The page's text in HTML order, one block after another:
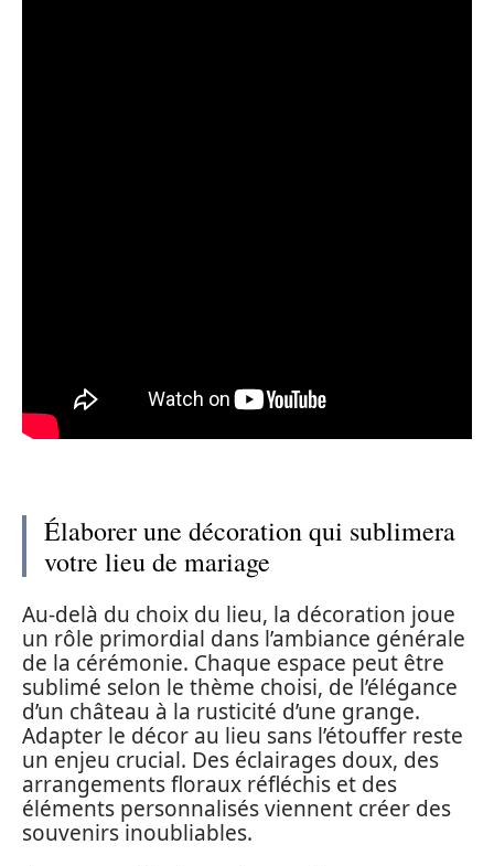
Élaborer une décoration qui sublimera
votre lieu de mariage
Au-delà du choix du lieu, la décoration joue
un rôle primordial dans l’ambiance générale
de la cérémonie. Chaque espace peut être
sublimé selon le thème choisi, de l’élégance
d’un château à la rusticité d’une grange.
Adapter le décor au lieu sans l’étouffer reste
un enjeu crucial. Des éclairages doux, des
arrangements floraux réfléchis et des
éléments personnalisés viennent créer des
souvenirs inoubliables.